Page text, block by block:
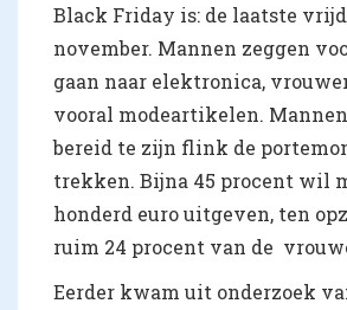
Black Friday is: de laatste
november. Mannen zeggen
gaan naar elektronica,
vooral modeartikelen.
bereid te zijn flink de
trekken. Bijna 45 procent wil
honderd euro uitgeven, ten
ruim 24 procent van de
Eerder kwam uit onderzoek